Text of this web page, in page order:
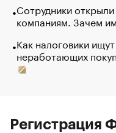
Сотрудники
компаниям. Зачем
Как налоговики
неработающих
Регистрация